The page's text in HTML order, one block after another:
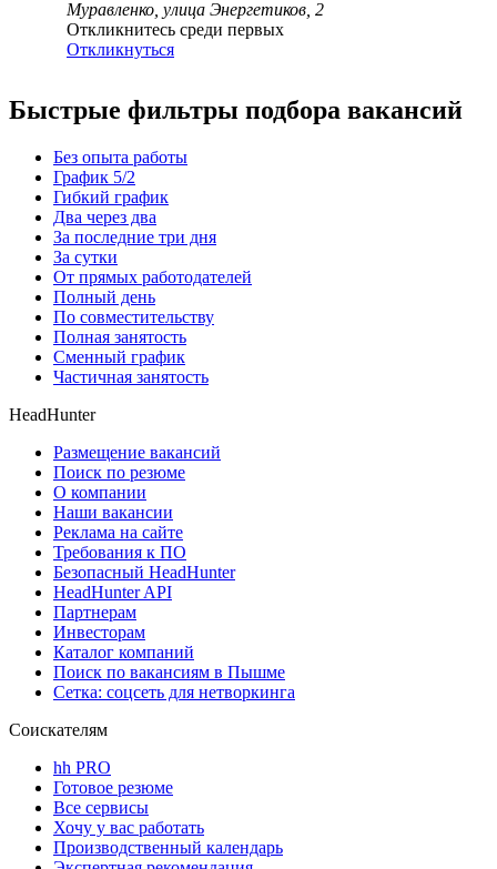
Муравленко, улица Энергетиков, 2
Откликнитесь среди первых
Откликнуться
Быстрые фильтры подбора вакансий
Без опыта работы
График 5/2
Гибкий график
Два через два
За последние три дня
За сутки
От прямых работодателей
Полный день
По совместительству
Полная занятость
Сменный график
Частичная занятость
HeadHunter
Размещение вакансий
Поиск по резюме
О компании
Наши вакансии
Реклама на сайте
Требования к ПО
Безопасный HeadHunter
HeadHunter API
Партнерам
Инвесторам
Каталог компаний
Поиск по вакансиям в Пышме
Сетка: соцсеть для нетворкинга
Соискателям
hh PRO
Готовое резюме
Все сервисы
Хочу у вас работать
Производственный календарь